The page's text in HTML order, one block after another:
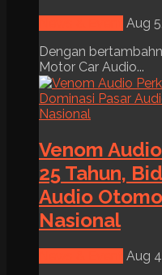
Aug
Dengan
Motor Car Audio...
Venom
25 Tahun,
Audio
Nasional
Aug